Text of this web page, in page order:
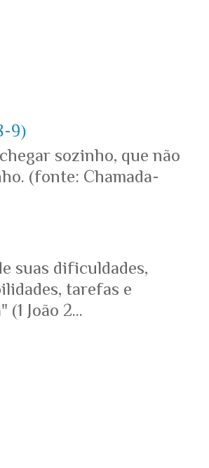
9)
sozinho, que não
(fonte: Chamada-
suas dificuldades,
tarefas e
João 2...